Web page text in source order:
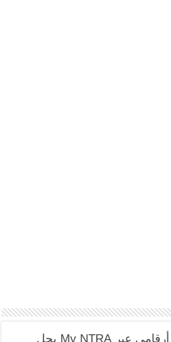
عودة خدمة أرقامي عبر My NTRA بحل